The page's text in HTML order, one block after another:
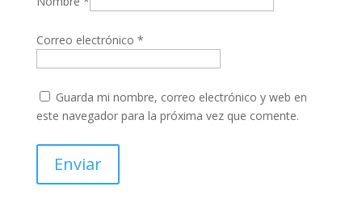
Correo electrónico *
Guarda mi nombre, correo electrónico y web en
este navegador para la próxima vez que comente.